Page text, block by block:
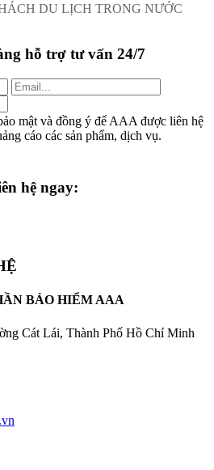
DU LỊCH TRONG NƯỚC
hỗ trợ tư vấn 24/7
mật và đồng ý để AAA được liên hệ
cáo các sản phẩm, dịch vụ.
hệ ngay:
BẢO HIỂM AAA
Cát Lái, Thành Phố Hồ Chí Minh